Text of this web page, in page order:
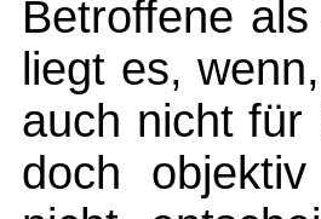
Betroffene
liegt es,
auch nicht für
doch